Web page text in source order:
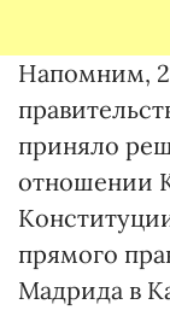
Напомним,
приняло
отношении
прямого
Мадрида в